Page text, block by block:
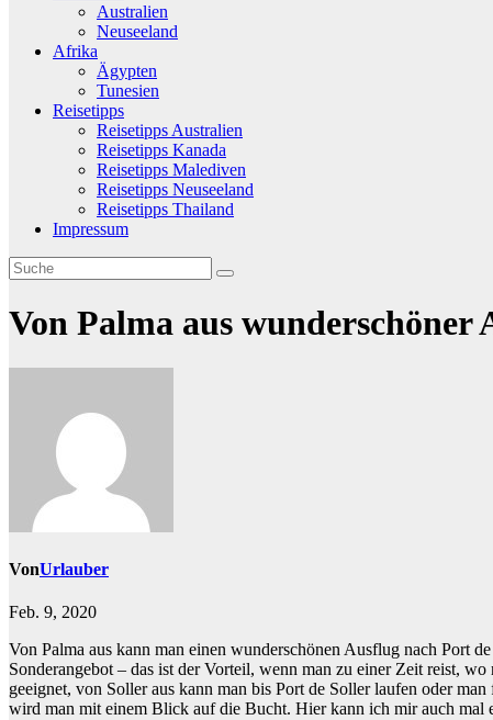
Australien
Neuseeland
Afrika
Ägypten
Tunesien
Reisetipps
Reisetipps Australien
Reisetipps Kanada
Reisetipps Malediven
Reisetipps Neuseeland
Reisetipps Thailand
Impressum
Von Palma aus
VonUrlauber
Feb. 9, 2020
Von Palma aus kann man einen wunderschönen Ausflug nach Port
Sonderangebot – das ist der Vorteil, wenn man zu einer Zeit reist,
geeignet, von Soller aus kann man bis Port de Soller laufen oder
wird man mit einem Blick auf die Bucht. Hier kann ich mir auch mal